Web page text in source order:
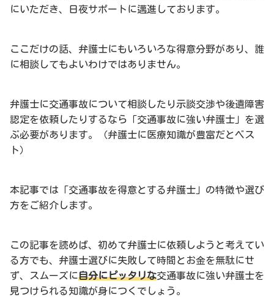
にいただき、日夜サポートに邁進しております。
ここだけの話、弁護士にもいろいろな得意分野があり、誰
に相談してもよいわけではありません。
弁護士に交通事故について相談したり示談交渉や後遺障害
認定を依頼したりするなら「交通事故に強い弁護士」を選
ぶ必要があります。（弁護士に医療知識が豊富だとベス
ト）
本記事では「交通事故を得意とする弁護士」の特徴や選び
方をご紹介します。
この記事を読めば、初めて弁護士に依頼しようと考えてい
る方でも、弁護士選びに失敗して時間とお金を無駄にせ
ず、スムーズに自分にピッタリな交通事故に強い弁護士を
見つけられる知識が身につくでしょう。